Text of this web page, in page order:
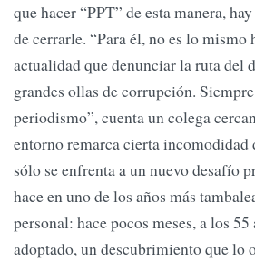
que hacer “PPT” de esta manera,
de cerrarle. “Para él, no es lo mismo
actualidad que denunciar la ruta del
grandes ollas de corrupción.
periodismo”, cuenta un colega
entorno remarca cierta incomodidad
sólo se enfrenta a un nuevo desafío
hace en uno de los años más
personal: hace pocos meses, a los 55
adoptado, un descubrimiento que lo